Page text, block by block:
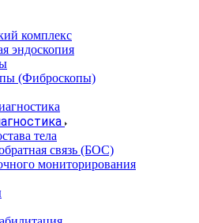
комплекс
эндоскопия
(Фиброcкопы)
тела
связь (БОС)
мониторирования